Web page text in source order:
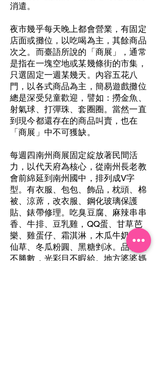
消遣。
夜市幾乎每天晚上都會營業，有固定
店面或攤位，以吃喝為主，其餘商品
次之。而臺語所說的「商展」，通常
是指在一塊空地或某幾條街的市集，
只選固定一週某幾天。內容五花八
門，以各式商品為主，簡易遊戲攤位
總是深受兒童歡迎，譬如：撈金魚、
射氣球、打彈珠、套圈圈。當然一直
到現今都還存在的商品叫賣，也在
「商展」中不可獲缺。
每週四南州商展固定綻放著民間活
力，以代天府為核心，從南州長老教
會前綿延到南州國中，排列成V字
型。有衣服、包包、飾品，枕頭、棉
被、涼蓆，改衣服、鋼化玻璃保護
貼、錶帶修理。吃臭豆腐、麻辣串串
香、牛排、豆乳雞，QQ蛋、甘草芭
樂、雞蛋仔、霜淇淋，木瓜牛奶、燒
仙草、冬瓜粉圓、黑糖剉冰。品項數
不勝數，光彩目不暇給。地方婆婆媽